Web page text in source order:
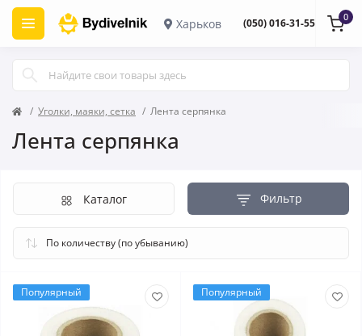
Харьков (050) 016-31-55 0
Уголки, маяки, сетка Лента серпянка
Лента серпянка
Фильтр
Каталог
Популярный Популярный